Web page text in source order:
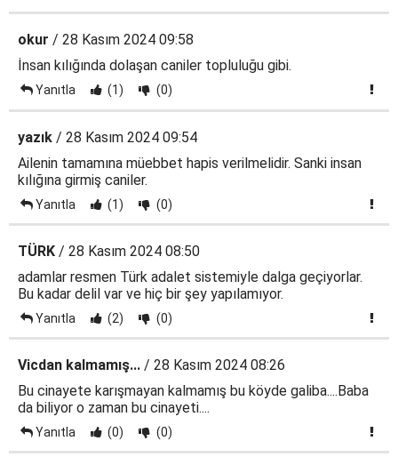
okur / 28 Kasım 2024 09:58
İnsan kılığında dolaşan caniler topluluğu gibi.
Yanıtla (1) (0)
yazık / 28 Kasım 2024 09:54
Ailenin tamamına müebbet hapis verilmelidir. Sanki insan
kılığına girmiş caniler.
Yanıtla (1) (0)
TÜRK / 28 Kasım 2024 08:50
adamlar resmen Türk adalet sistemiyle dalga geçiyorlar.
Bu kadar delil var ve hiç bir şey yapılamıyor.
Yanıtla (2) (0)
Vicdan kalmamış... / 28 Kasım 2024 08:26
Bu cinayete karışmayan kalmamış bu köyde galiba....Baba
da biliyor o zaman bu cinayeti....
Yanıtla (0) (0)